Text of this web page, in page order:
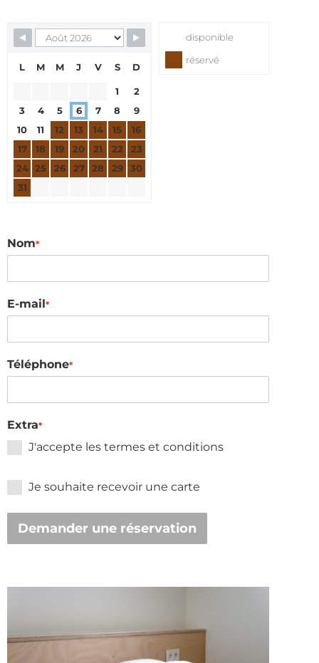
Skip Booking Form
disponible
réservé
L M M J V S D
1
2
3
4 5 6 7 8
9
10
11 12 13 14 15
16
17
18 19 20 21 22
23
24 25 26 27 28 29
30
31
Nom*
E-mail*
Téléphone*
Extra*
J'accepte les termes et conditions
Je souhaite recevoir une carte
Demander une réservation